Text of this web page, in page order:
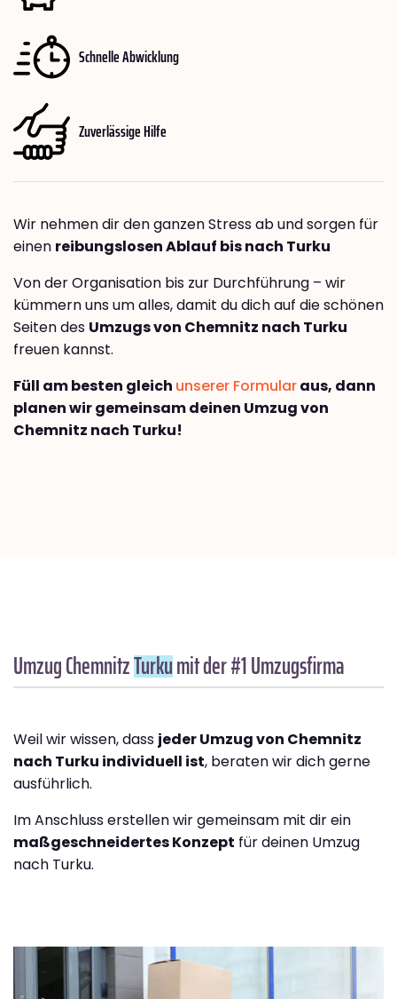
Schnelle Abwicklung
Zuverlässige Hilfe
Wir nehmen dir den ganzen Stress ab und sorgen für
einen reibungslosen Ablauf bis nach Turku
Von der Organisation bis zur Durchführung – wir
kümmern uns um alles, damit du dich auf die schönen
Seiten des Umzugs von Chemnitz nach Turku
freuen kannst.
Füll am besten gleich unserer Formularaus, dann
planen wir gemeinsam deinen Umzug von
Chemnitz nach Turku!
Umzug ChemnitzTurkumit der #1 Umzugsfirma
Weil wir wissen, dass jeder Umzug von Chemnitz
nach Turku individuell ist, beraten wir dich gerne
ausführlich.
Im Anschluss erstellen wir gemeinsam mit dir ein
maßgeschneidertes Konzept für deinen Umzug
nach Turku.